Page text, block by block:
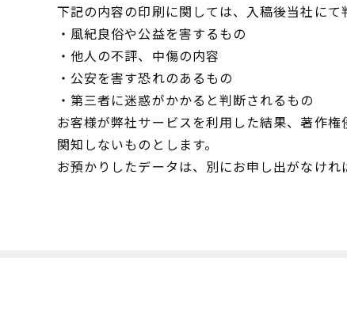
下記の内容の印刷に関しては、入稿後当社にて
・風紀良俗や公益を害するもの
・他人の不評、中傷の内容
・公安を害す恐れのあるもの
・第三者に迷惑がかかると判断されるもの
お客様が弊社サービスを利用した結果、著作
関知しないものとします。
お預かりしたデータは、別にお申し出がなけれ